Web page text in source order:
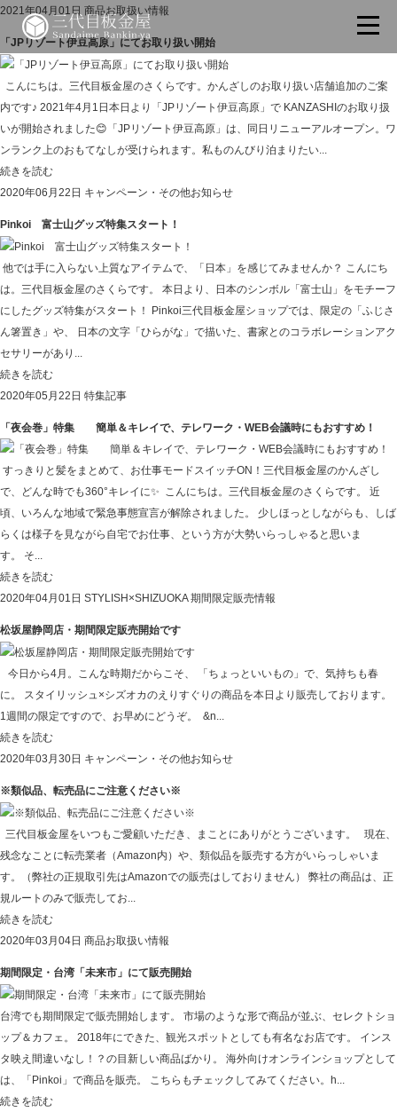
2021年04月01日 商品お取扱い情報
「JPリゾート伊豆高原」にてお取り扱い開始
こんにちは。三代目板金屋のさくらです。かんざしのお取り扱い店舗追加のご案
内です♪ 2021年4月1日本日より「JPリゾート伊豆高原」で KANZASHIのお取り扱
いが開始されました😊「JPリゾート伊豆高原」は、同日リニューアルオープン。ワ
ンランク上のおもてなしが受けられます。私ものんびり泊まりたい...
続きを読む
2020年06月22日 キャンペーン・その他お知らせ
Pinkoi 富士山グッズ特集スタート！
他では手に入らない上質なアイテムで、「日本」を感じてみませんか？ こんにち
は。三代目板金屋のさくらです。 本日より、日本のシンボル「富士山」をモチーフ
にしたグッズ特集がスタート！ Pinkoi三代目板金屋ショップでは、限定の「ふじさ
ん箸置き」や、 日本の文字「ひらがな」で描いた、書家とのコラボレーションアク
セサリーがあり...
続きを読む
2020年05月22日 特集記事
「夜会巻」特集 簡単＆キレイで、テレワーク・WEB会議時にもおすすめ！
すっきりと髪をまとめて、お仕事モードスイッチON！三代目板金屋のかんざし
で、どんな時でも360°キレイに✨ こんにちは。三代目板金屋のさくらです。 近
頃、いろんな地域で緊急事態宣言が解除されました。 少しほっとしながらも、しば
らくは様子を見ながら自宅でお仕事、という方が大勢いらっしゃると思いま
す。 そ...
続きを読む
2020年04月01日 STYLISH×SHIZUOKA 期間限定販売情報
松坂屋静岡店・期間限定販売開始です
今日から4月。こんな時期だからこそ、 「ちょっといいもの」で、気持ちも春
に。 スタイリッシュ×シズオカのえりすぐりの商品を本日より販売しております。
1週間の限定ですので、お早めにどうぞ。 &n...
続きを読む
2020年03月30日 キャンペーン・その他お知らせ
※類似品、転売品にご注意ください※
三代目板金屋をいつもご愛顧いただき、まことにありがとうございます。 現在、
残念なことに転売業者（Amazon内）や、類似品を販売する方がいらっしゃいま
す。（弊社の正規取引先はAmazonでの販売はしておりません） 弊社の商品は、正
規ルートのみで販売してお...
続きを読む
2020年03月04日 商品お取扱い情報
期間限定・台湾「未来市」にて販売開始
台湾でも期間限定で販売開始します。 市場のような形で商品が並ぶ、セレクトショ
ップ＆カフェ。 2018年にできた、観光スポットとしても有名なお店です。 インス
タ映え間違いなし！？の目新しい商品ばかり。 海外向けオンラインショップとして
は、「Pinkoi」で商品を販売。 こちらもチェックしてみてください。h...
続きを読む